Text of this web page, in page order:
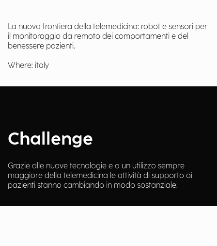
La nuova frontiera della telemedicina: robot e sensori per
il monitoraggio da remoto dei comportamenti e del
benessere pazienti.
Where: italy
Challenge
Grazie alle nuove tecnologie e a un utilizzo sempre
maggiore della telemedicina le attività di supporto ai
pazienti stanno cambiando in modo sostanziale.